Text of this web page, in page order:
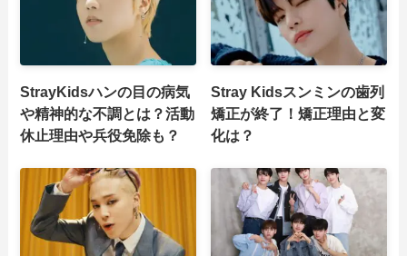
StrayKidsハンの目の病気
や精神的な不調とは？活動
休止理由や兵役免除も？
Stray Kidsスンミンの歯列
矯正が終了！矯正理由と変
化は？